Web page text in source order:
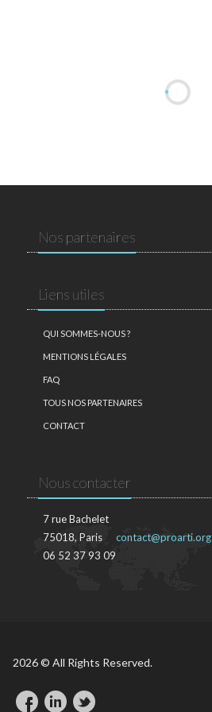
Nos partenaires
Liens utiles
QUI SOMMES-NOUS ?
MENTIONS LÉGALES
FAQ
TOUS NOS PARTENAIRES
CONTACT
Nous contacter
7 rue Bachelet
75018, Paris
06 52 37 93 09
contact@proarti.org
2026 © All Rights Reserved.